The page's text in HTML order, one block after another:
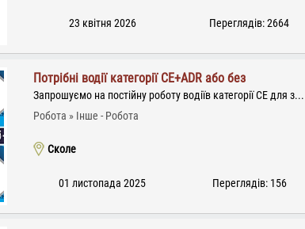
23 квітня 2026 Переглядів: 2664
Потрібні водії категорії CЕ+ADR або без
Запрошуємо на постійну роботу водіїв категорії CЕ для з...
Робота
Інше - Робота
Сколе
01 листопада 2025 Переглядів: 156